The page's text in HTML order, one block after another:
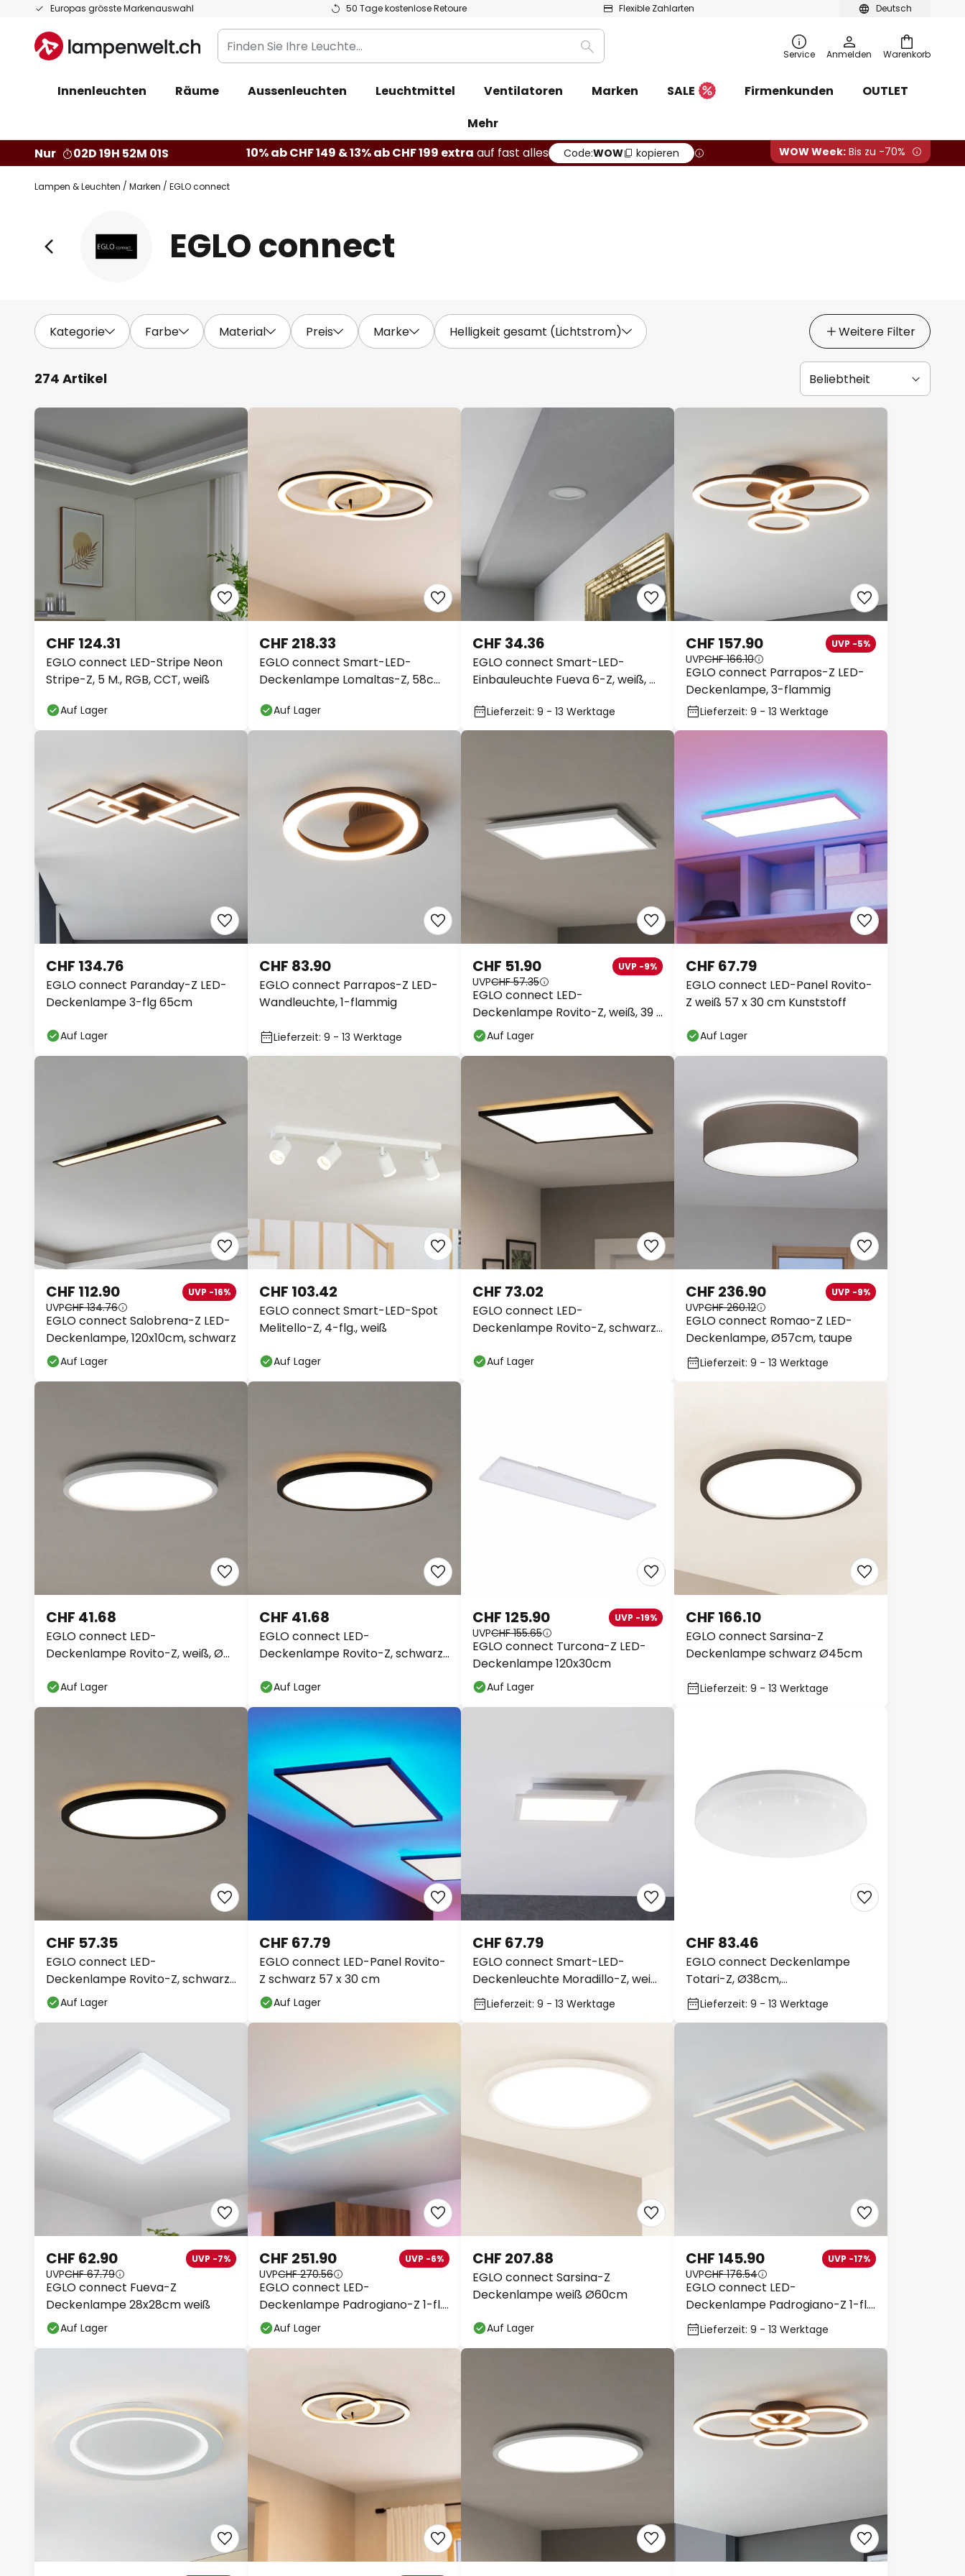
Deutsch
Europas grösste Markenauswahl 50 Tage kostenlose Retoure Flexible Zahlarten
Zum
springen
Warenkorb
Finden
Sie
Leuchte...
Suche Service Anmelden
Innenleuchten Räume Aussenleuchten Leuchtmittel Ventilatoren Marken SALE Firmenkunden
OUTLET
Mehr
Nur
02D 19H 52M 00S 10% ab CHF 149 & 13% ab CHF 199 extra auf fast alles Code:WOW kopieren WOW Week: Bis zu -70%
Lampen & Leuchten Marken EGLO connect
EGLO connect
Kategorie Farbe Material Preis Marke Helligkeit gesamt (Lichtstrom) Weitere Filter
274 Artikel
EGLO connect LED-Stripe Neon
Stripe-Z, 5 M., RGB, CCT, weiß
CHF 124.31
Auf Lager
EGLO connect Smart-LED-
Deckenlampe Lomaltas-Z, 58cm,
CHF 218.33
Auf Lager
EGLO connect Smart-LED-
Einbauleuchte Fueva 6-Z, weiß, Ø
CHF 34.36
Lieferzeit: 9 - 13 Werktage
EGLO connect Parrapos-Z LED-
Deckenlampe, 3-flammig
CHF 157.90 UVP -5%
UVPCHF 166.10
Lieferzeit: 9 - 13 Werktage
EGLO connect Paranday-Z LED-
Deckenlampe 3-flg 65cm
CHF 134.76
Auf Lager
EGLO connect Parrapos-Z LED-
Wandleuchte, 1-flammig
CHF 83.90
Lieferzeit: 9 - 13 Werktage
EGLO connect LED-
Deckenlampe Rovito-Z, weiß, 39 x
39 cm
CHF 51.90 UVP -9%
UVPCHF 57.35
Auf Lager
EGLO connect LED-Panel Rovito-
Z weiß 57 x 30 cm Kunststoff
CHF 67.79
Auf Lager
EGLO connect Salobrena-Z LED-
Deckenlampe, 120x10cm, schwarz
CHF 112.90 UVP -16%
UVPCHF 134.76
Auf Lager
EGLO connect Smart-LED-Spot
Melitello-Z, 4-flg., weiß
CHF 103.42
Auf Lager
EGLO connect LED-
Deckenlampe Rovito-Z, schwarz,
CHF 73.02
Auf Lager
EGLO connect Romao-Z LED-
Deckenlampe, Ø57cm, taupe
CHF 236.90 UVP -9%
UVPCHF 260.12
Lieferzeit: 9 - 13 Werktage
EGLO connect LED-
Deckenlampe Rovito-Z, weiß, Ø
CHF 41.68
Auf Lager
EGLO connect LED-
Deckenlampe Rovito-Z, schwarz,
CHF 41.68
Auf Lager
EGLO connect Turcona-Z LED-
Deckenlampe 120x30cm
CHF 125.90 UVP -19%
UVPCHF 155.65
Auf Lager
EGLO connect Sarsina-Z
Deckenlampe schwarz Ø45cm
CHF 166.10
Lieferzeit: 9 - 13 Werktage
EGLO connect LED-
Deckenlampe Rovito-Z, schwarz,
Ø 39 cm
CHF 57.35
Auf Lager
EGLO connect LED-Panel Rovito-
Z schwarz 57 x 30 cm
CHF 67.79
Auf Lager
EGLO connect Smart-LED-
Deckenleuchte Moradillo-Z, weiß,
29cm
CHF 67.79
Lieferzeit: 9 - 13 Werktage
EGLO connect Deckenlampe
Totari-Z, Ø38cm,
19W,Kristalleffekt
CHF 83.46
Lieferzeit: 9 - 13 Werktage
EGLO connect Fueva-Z
Deckenlampe 28x28cm weiß
CHF 62.90 UVP -7%
UVPCHF 67.79
Auf Lager
EGLO connect LED-
Deckenlampe Padrogiano-Z 1-fl.,
120 x 30 cm
CHF 251.90 UVP -6%
UVPCHF 270.56
Auf Lager
EGLO connect Sarsina-Z
Deckenlampe weiß Ø60cm
CHF 207.88
Auf Lager
EGLO connect LED-
Deckenlampe Padrogiano-Z 1-fl.,
45 x 45 cm
CHF 145.90 UVP -17%
UVPCHF 176.54
Lieferzeit: 9 - 13 Werktage